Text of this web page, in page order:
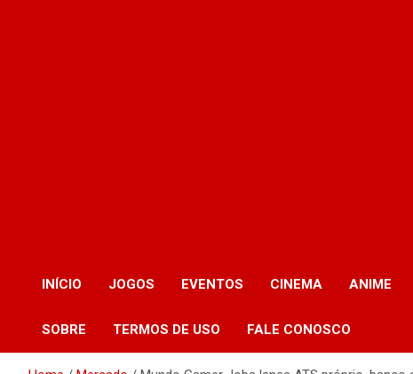
INÍCIO JOGOS EVENTOS CINEMA ANIME
SOBRE TERMOS DE USO FALE CONOSCO